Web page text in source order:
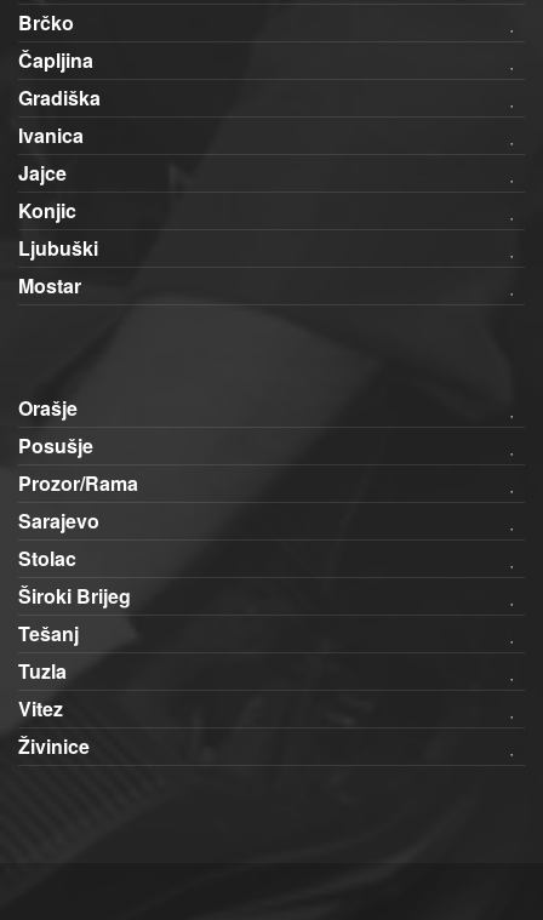
Brčko
Čapljina
Gradiška
Ivanica
Jajce
Konjic
Ljubuški
Mostar
Orašje
Posušje
Prozor/Rama
Sarajevo
Stolac
Široki Brijeg
Tešanj
Tuzla
Vitez
Živinice